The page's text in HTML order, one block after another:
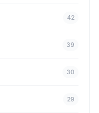
42
39
30
29